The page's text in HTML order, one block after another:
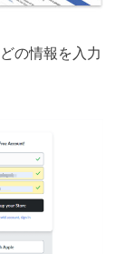
の情報を入力